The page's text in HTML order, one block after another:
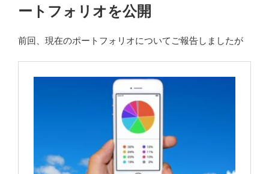
ートフォリオを公開
前回、現在のポートフォリオについてご報告しましたが